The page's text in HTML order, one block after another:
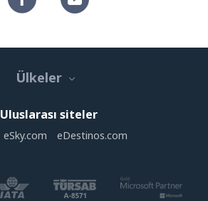
Ülkeler
Uluslarası siteler
eSky.com eDestinos.com